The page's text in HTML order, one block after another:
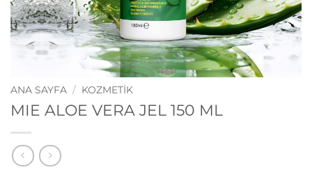
ANA SAYFA / KOZMETİK
MIE ALOE VERA JEL 150 ML